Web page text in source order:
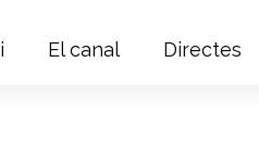
El canal Directes